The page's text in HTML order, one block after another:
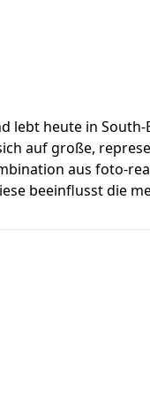
lebt heute in
auf große,
aus foto-
beeinflusst die